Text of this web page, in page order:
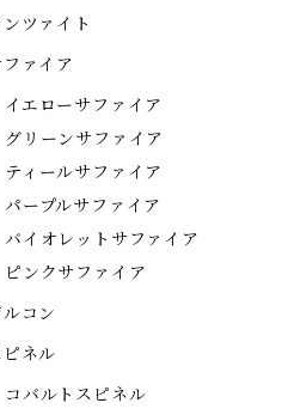
ンツァイト
ファイア
イエローサファイア
グリーンサファイア
ティールサファイア
パープルサファイア
バイオレットサファイア
ピンクサファイア
ルコン
ピネル
コバルトスピネル